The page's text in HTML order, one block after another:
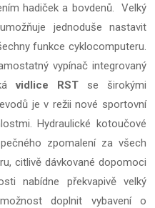
hadiček a bovdenů. Velký
jednoduše nastavit
funkce cyklocomputeru.
vypínač integrovaný
vidlice RST se širokými
je v režii nové sportovní
Hydraulické kotoučové
zpomalení za všech
citlivě dávkované dopomoci
nabídne překvapivě velký
doplnit vybavení o